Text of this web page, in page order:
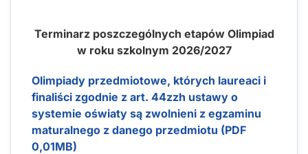
Terminarz poszczególnych etapów Olimpiad
w roku szkolnym 2026/2027
Olimpiady przedmiotowe, których laureaci i
finaliści zgodnie z art. 44zzh ustawy o
systemie oświaty są zwolnieni z egzaminu
maturalnego z danego przedmiotu (PDF
0,01MB)